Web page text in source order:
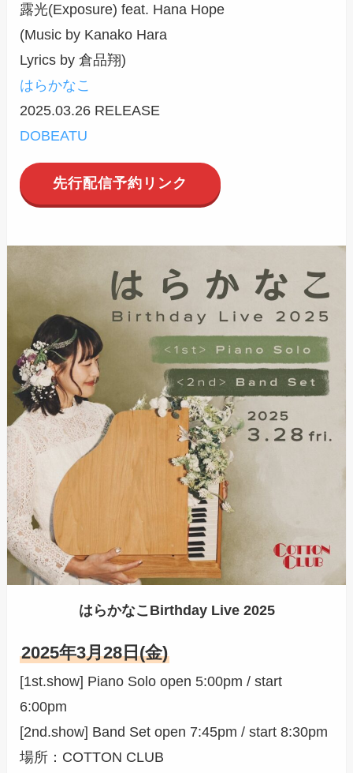
露光(Exposure) feat. Hana Hope
(Music by Kanako Hara
Lyrics by 倉品翔)
はらかなこ
2025.03.26 RELEASE
DOBEATU
先行配信予約リンク
はらかなこBirthday Live 2025
2025年3月28日(金)
[1st.show] Piano Solo open 5:00pm / start
6:00pm
[2nd.show] Band Set open 7:45pm / start 8:30pm
場所：COTTON CLUB